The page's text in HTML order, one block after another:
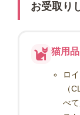
お受取り
猫用品
ロ
（
べ